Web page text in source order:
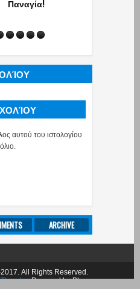
Παναγία!
αυτού του ιστολογίου
ARCHIVE
All Rights Reserved.
Theodor. Powered by Blogger